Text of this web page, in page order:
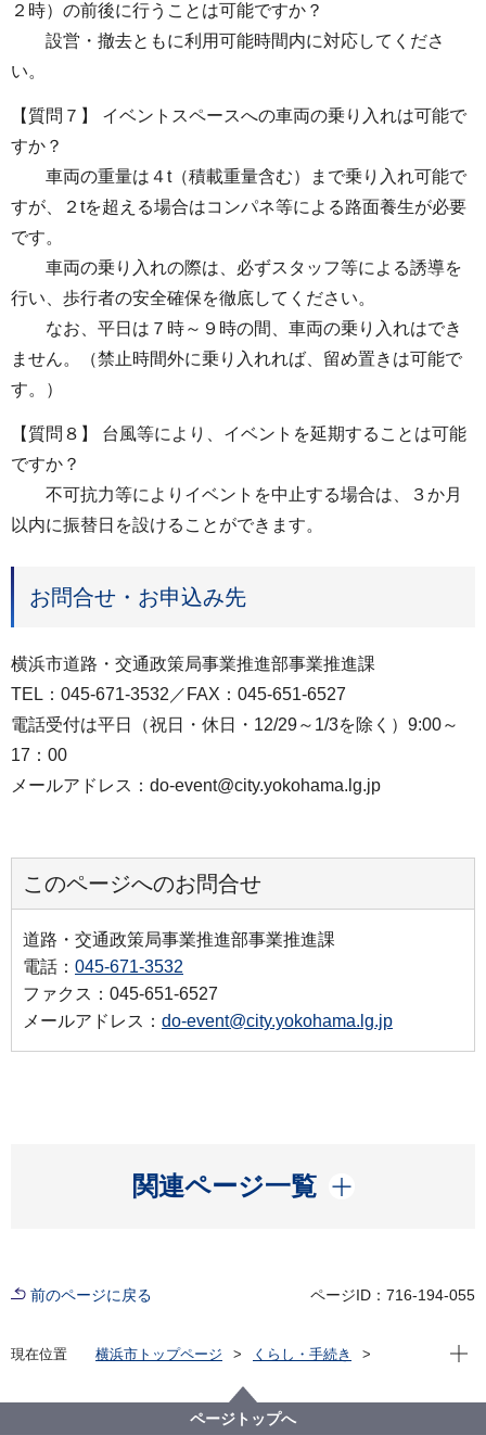
２時）の前後に行うことは可能ですか？
設営・撤去ともに利用可能時間内に対応してくださ
い。
【質問７】 イベントスペースへの車両の乗り入れは可能で
すか？
車両の重量は４t（積載重量含む）まで乗り入れ可能で
すが、２tを超える場合はコンパネ等による路面養生が必要
です。
車両の乗り入れの際は、必ずスタッフ等による誘導を
行い、歩行者の安全確保を徹底してください。
なお、平日は７時～９時の間、車両の乗り入れはでき
ません。（禁止時間外に乗り入れれば、留め置きは可能で
す。）
【質問８】 台風等により、イベントを延期することは可能
ですか？
不可抗力等によりイベントを中止する場合は、３か月
以内に振替日を設けることができます。
お問合せ・お申込み先
横浜市道路・交通政策局事業推進部事業推進課
TEL：045-671-3532／FAX：045-651-6527
電話受付は平日（祝日・休日・12/29～1/3を除く）9:00～
17：00
メールアドレス：do-event@city.yokohama.lg.jp
このページへのお問合せ
道路・交通政策局事業推進部事業推進課
電話： 045-671-3532
ファクス：045-651-6527
メールアドレス： do-event@city.yokohama.lg.jp
関連ページ一覧
開く
前のページに戻る ページID：716-194-055
現在位置 横浜市トップページ
くらし・手続き
管理・占用・資産活用
JR桜木町駅前広場イベントスペースのご利用案内
現在
ページトップへ